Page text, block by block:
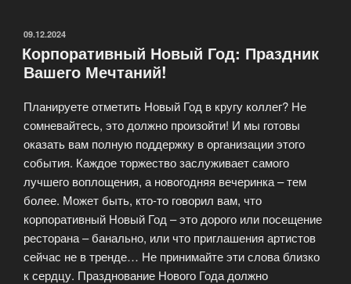
ОПУБЛИКОВАНО
09.12.2024
Корпоративный Новый Год: Праздник
Вашего Мечтаний!
Планируете отметить Новый Год в кругу коллег? Не
сомневайтесь, это должно произойти! И мы готовы
оказать вам полную поддержку в организации этого
события. Каждое торжество заслуживает самого
лучшего воплощения, а новогодняя вечеринка – тем
более. Может быть, кто-то говорил вам, что
корпоративный Новый Год – это дорого или посещение
ресторана – банально, или что приглашения артистов
сейчас не в тренде… Не принимайте эти слова близко
к сердцу. Празднование Нового Года должно